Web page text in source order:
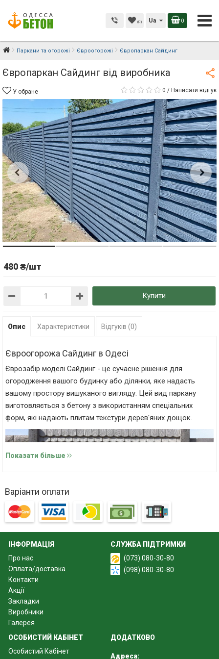
(0) Ua 0
Паркани та огорожі Євроогорожі Європаркан Сайдинг
Європаркан Сайдинг від виробника
У обране 0 / Написати відгук
480 ₴/шт
Купити
Опис Характеристики Відгуків (0)
Євроогорожа Сайдинг в Одесі
Єврозабір моделі Сайдинг - це сучасне рішення для
огородження вашого будинку або ділянки, яке надасть
вашому простору вишуканого вигляду. Цей вид паркану
виготовляється з бетону з використанням спеціальних
форм, які надають плитам текстури дерев'яних дощок.
Характеристики євроогорожі моделі Сайдинг
Огородження мають такі характеристики:
стандартні розміри плит – ширину 200 мм та висоту 500
мм;
вага кожної плити близько 70 кг.
Бетон для виробництва стовпів та плит складається з
Показати більше
Варіанти оплати
ІНФОРМАЦІЯ
Про нас
Оплата/доставка
Контакти
Акції
Закладки
Виробники
Галерея
СЛУЖБА ПІДТРИМКИ
(073) 080-30-80
(098) 080-30-80
ОСОБИСТИЙ КАБІНЕТ
Особистий Кабінет
ДОДАТКОВО
Адреса: